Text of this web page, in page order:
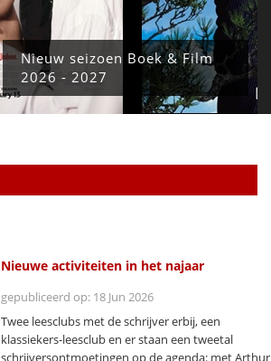
Nieuw seizoen Boek & Film
2026 - 2027
Nieuwe activiteiten in het najaar
gepubliceerd op: 18 Jun 2026
Twee leesclubs met de schrijver erbij, een
klassiekers-leesclub en er staan een tweetal
schrijversontmoetingen op de agenda: met Arthur